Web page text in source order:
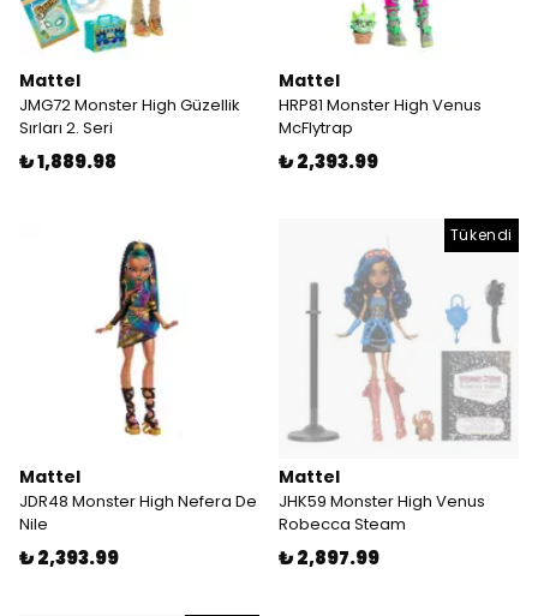
Mattel
JMG72 Monster High Güzellik
Sırları 2. Seri
₺ 1,889.98
Mattel
HRP81 Monster High Venus
McFlytrap
₺ 2,393.99
Mattel
JDR48 Monster High Nefera De
Nile
₺ 2,393.99
Tükendi
Mattel
JHK59 Monster High Venus
Robecca Steam
₺ 2,897.99